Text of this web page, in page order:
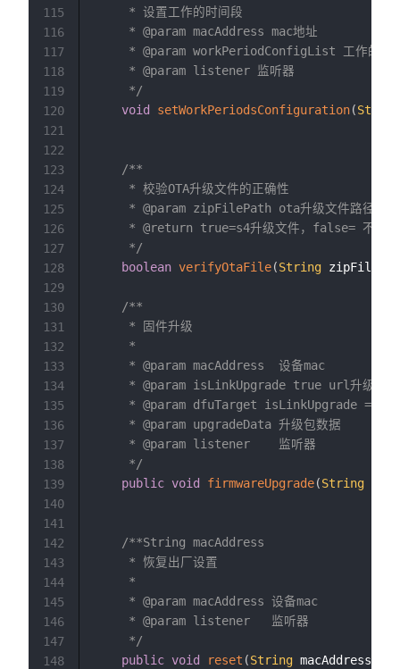
     * 设置工作的时间段
     * @param macAddress mac地址
* @param workPeriodConfigList 工作的时
     * @param listener 监听器
     */
void
setWorkPeriodsConfiguration(String
/**
     * 校验OTA升级文件的正确性
     * @param zipFilePath ota升级文件路径
* @return true=s4升级文件，false= 不是
     */
boolean verifyOtaFile(String
/**
     * 固件升级
     *
     * @param macAddress  设备mac
* @param isLinkUpgrade true url升级，
* @param dfuTarget isLinkUpgrade
     * @param upgradeData 升级包数据
     * @param listener    监听器
     */
public void firmwareUpgrade(String
/**String macAddress
     * 恢复出厂设置
     *
     * @param macAddress 设备mac
     * @param listener   监听器
     */
public void reset (String macAddress
115
116
117
118
119
120
121
122
123
124
125
126
127
128
129
130
131
132
133
134
135
136
137
138
139
140
141
142
143
144
145
146
147
148